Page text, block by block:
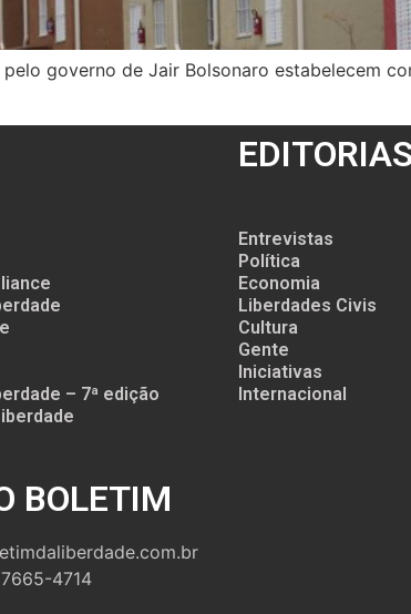
governo de Jair Bolsonaro estabelecem
– 7ª edição
BOLETIM
4714
EDITORIAS
Entrevistas
Política
Economia
Liberdades Civis
Cultura
Gente
Iniciativas
Internacional